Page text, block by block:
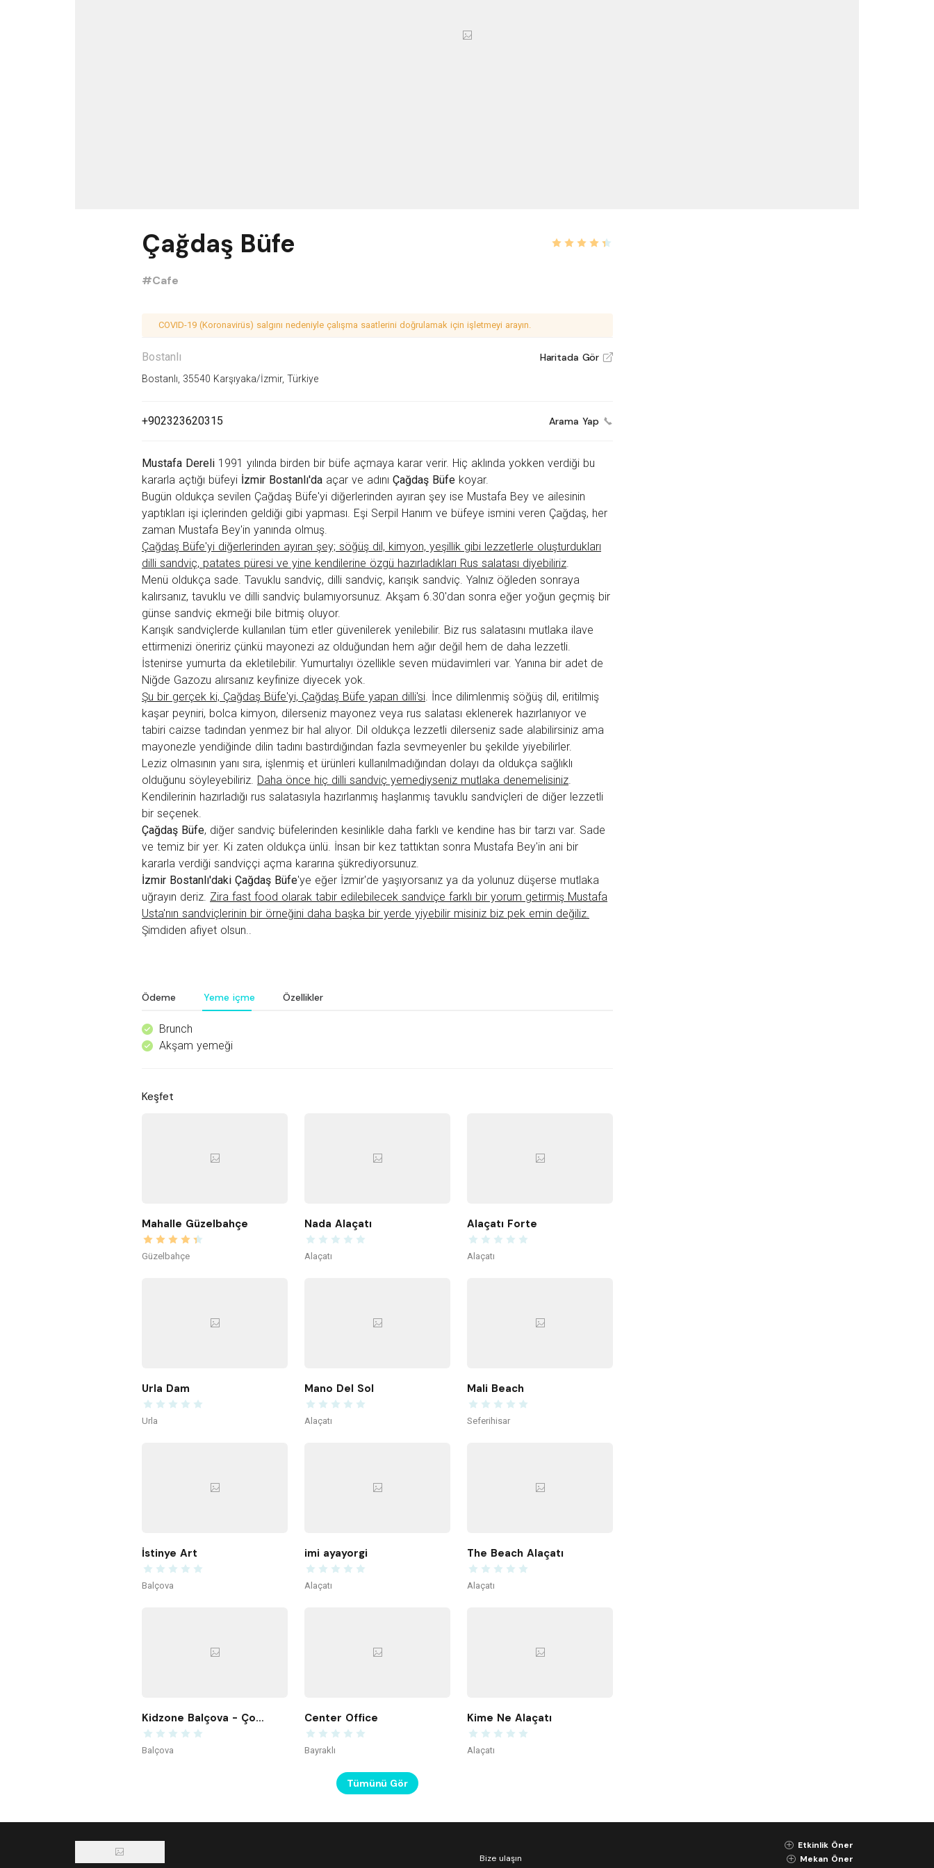
Çağdaş Büfe
#Cafe
COVID-19 (Koronavirüs) salgını nedeniyle çalışma saatlerini doğrulamak için işletmeyi arayın.
Bostanlı Haritada Gör V
Bostanlı, 35540 Karşıyaka/İzmir, Türkiye
+902323620315 Arama Yap
Mustafa Dereli 1991 yılında birden bir büfe açmaya karar verir. Hiç aklında yokken verdiği bu
kararla açtığı büfeyi İzmir Bostanlı'da açar ve adını Çağdaş Büfe koyar.
Bugün oldukça sevilen Çağdaş Büfe'yi diğerlerinden ayıran şey ise Mustafa Bey ve ailesinin
yaptıkları işi içlerinden geldiği gibi yapması. Eşi Serpil Hanım ve büfeye ismini veren Çağdaş, her
zaman Mustafa Bey'in yanında olmuş.
Çağdaş Büfe'yi diğerlerinden ayıran şey; söğüş dil, kimyon, yeşillik gibi lezzetlerle oluşturdukları
dilli sandviç, patates püresi ve yine kendilerine özgü hazırladıkları Rus salatası diyebiliriz.
Menü oldukça sade. Tavuklu sandviç, dilli sandviç, karışık sandviç. Yalnız öğleden sonraya
kalırsanız, tavuklu ve dilli sandviç bulamıyorsunuz. Akşam 6.30'dan sonra eğer yoğun geçmiş bir
günse sandviç ekmeği bile bitmiş oluyor.
Karışık sandviçlerde kullanılan tüm etler güvenilerek yenilebilir. Biz rus salatasını mutlaka ilave
ettirmenizi öneririz çünkü mayonezi az olduğundan hem ağır değil hem de daha lezzetli.
İstenirse yumurta da ekletilebilir. Yumurtalıyı özellikle seven müdavimleri var. Yanına bir adet de
Niğde Gazozu alırsanız keyfinize diyecek yok.
Şu bir gerçek ki, Çağdaş Büfe'yi, Çağdaş Büfe yapan dilli'si. İnce dilimlenmiş söğüş dil, eritilmiş
kaşar peyniri, bolca kimyon, dilerseniz mayonez veya rus salatası eklenerek hazırlanıyor ve
tabiri caizse tadından yenmez bir hal alıyor. Dil oldukça lezzetli dilerseniz sade alabilirsiniz ama
mayonezle yendiğinde dilin tadını bastırdığından fazla sevmeyenler bu şekilde yiyebilirler.
Leziz olmasının yanı sıra, işlenmiş et ürünleri kullanılmadığından dolayı da oldukça sağlıklı
olduğunu söyleyebiliriz. Daha önce hiç dilli sandviç yemediyseniz mutlaka denemelisiniz.
Kendilerinin hazırladığı rus salatasıyla hazırlanmış haşlanmış tavuklu sandviçleri de diğer lezzetli
bir seçenek.
Çağdaş Büfe, diğer sandviç büfelerinden kesinlikle daha farklı ve kendine has bir tarzı var. Sade
ve temiz bir yer. Ki zaten oldukça ünlü. İnsan bir kez tattıktan sonra Mustafa Bey'in ani bir
kararla verdiği sandviççi açma kararına şükrediyorsunuz.
İzmir Bostanlı'daki Çağdaş Büfe'ye eğer İzmir'de yaşıyorsanız ya da yolunuz düşerse mutlaka
uğrayın deriz. Zira fast food olarak tabir edilebilecek sandviçe farklı bir yorum getirmiş Mustafa
Usta'nın sandviçlerinin bir örneğini daha başka bir yerde yiyebilir misiniz biz pek emin değiliz.
Şimdiden afiyet olsun..
Ödeme Yeme içme Özellikler
^ Brunch
^ Akşam yemeği
Keşfet
Mahalle Güzelbahçe
Güzelbahçe
Nada Alaçatı
Alaçatı
Alaçatı Forte
Alaçatı
Urla Dam
Urla
Mano Del Sol
Alaçatı
Mali Beach
Seferihisar
İstinye Art
Balçova
imi ayayorgi
Alaçatı
The Beach Alaçatı
Alaçatı
Kidzone Balçova - Çocuk Gelişim ve Aktivite Merkezi
Balçova
Center Office
Bayraklı
Kime Ne Alaçatı
Alaçatı
Tümünü Gör
Bize ulaşın
K Etkinlik Öner
K Mekan Öner